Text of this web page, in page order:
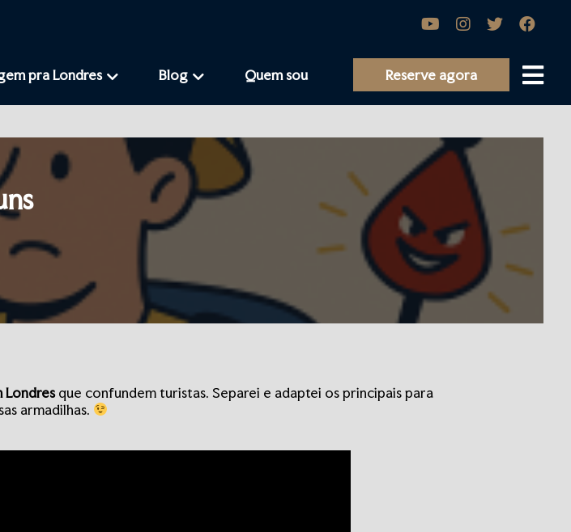
pra Londres Blog Quem sou Reserve agora
que confundem turistas. Separei e adaptei os principais para
armadilhas.